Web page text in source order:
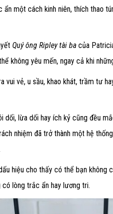
ẩn một cách kinh niên, thích thao
Quý ông Ripley tài ba của
không yêu mến, ngay cả khi
vui vẻ, u sầu, khao khát, trầm tư
dối, lừa dối hay ích kỷ cũng đều
nhiệm đã trở thành một hệ
hiệu cho thấy có thể bạn
có lòng trắc ẩn hay lương tri.